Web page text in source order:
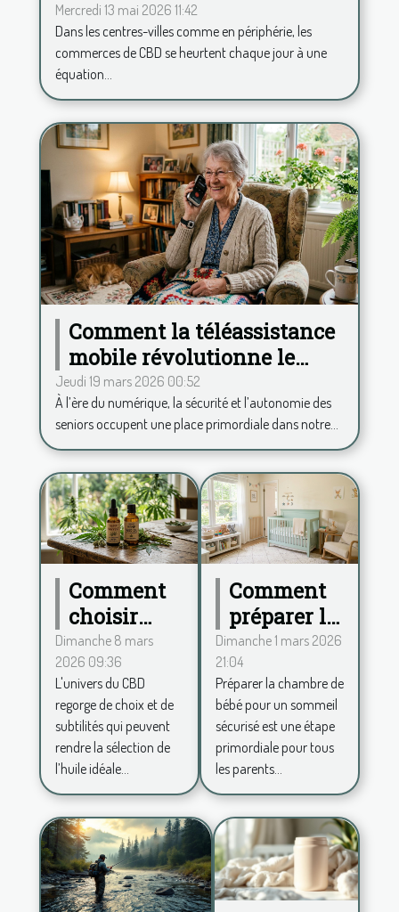
commerces français
Mercredi 13 mai 2026 11:42
Dans les centres-villes comme en périphérie, les
commerces de CBD se heurtent chaque jour à une
équation...
Comment la téléassistance
mobile révolutionne le
quotidien des seniors ?
Jeudi 19 mars 2026 00:52
À l’ère du numérique, la sécurité et l’autonomie des
seniors occupent une place primordiale dans notre...
Comment
choisir
entre
spectre
complet et
large pour
votre huile
de CBD ?
Dimanche 8 mars
2026 09:36
L'univers du CBD
regorge de choix et de
subtilités qui peuvent
rendre la sélection de
l’huile idéale...
Comment
préparer la
chambre
de bébé
pour un
sommeil
sécurisé ?
Dimanche 1 mars 2026
21:04
Préparer la chambre de
bébé pour un sommeil
sécurisé est une étape
primordiale pour tous
les parents...